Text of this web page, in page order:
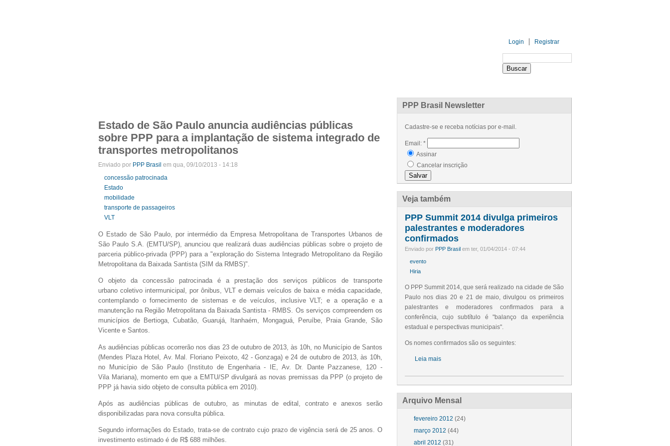
Login Registrar
Estado de São Paulo anuncia audiências públicas
sobre PPP para a implantação de sistema integrado de
transportes metropolitanos
Enviado por PPP Brasil em qua, 09/10/2013 - 14:18
concessão patrocinada
Estado
mobilidade
transporte de passageiros
VLT
O Estado de São Paulo, por intermédio da Empresa Metropolitana de Transportes Urbanos de
São Paulo S.A. (EMTU/SP), anunciou que realizará duas audiências públicas sobre o projeto de
parceria público-privada (PPP) para a "exploraçãodo Sistema Integrado Metropolitano da Região
Metropolitana da Baixada Santista (SIM da RMBS)".
O objeto da concessão patrocinada é a prestação dos serviços públicos de transporte
urbano coletivo intermunicipal, por ônibus, VLT e demais veículos de baixa e média capacidade,
contemplando o fornecimento de sistemas e de veículos, inclusive VLT; e a operação e a
manutenção na Região Metropolitana da Baixada Santista - RMBS. Os serviços compreendem os
municípios de Bertioga, Cubatão, Guarujá, Itanhaém,
Mongaguá, Peruíbe, Praia Grande, São
Vicente e Santos.
As audiências públicas ocorrerão nos dias 23 de outubro de 2013, às 10h, no Município de Santos
(Mendes Plaza Hotel, Av. Mal. Floriano Peixoto, 42 - Gonzaga) e 24 de outubro de 2013, às 10h,
no Município de São Paulo (Instituto de Engenharia - IE, Av. Dr. Dante Pazzanese, 120 -
Vila Mariana), momento em que a EMTU/SP divulgará as novas premissas da PPP (oprojeto de
PPP já havia sido objeto de consulta pública em 2010).
Após as audiências públicas de outubro, as minutas de edital, contrato e anexos serão
disponibilizadas para nova consulta pública.
Segundo informações do Estado, trata-se de contrato cujo prazo de vigência será de 25 anos. O
investimento estimado é de R$ 688 milhões.
PPP Brasil Newsletter
Cadastre-se e receba notícias por e-mail.
Email: *
Assinar
Cancelar inscrição
Veja também
PPP Summit 2014 divulga primeiros
palestrantes e moderadores
confirmados
Enviado por PPP Brasilem ter, 01/04/2014 - 07:44
evento
Hiria
O PPP Summit 2014, que será realizado na cidade de São
Paulo nos dias 20 e 21 de maio, divulgou os primeiros
palestrantes e moderadores confirmados para a
conferência, cujo subtítulo é "balanço da experiência
estadual e perspectivas municipais".
Os nomes confirmados são os seguintes:
Leia mais
Arquivo Mensal
fevereiro 2012 (24)
março 2012 (44)
abril 2012 (31)